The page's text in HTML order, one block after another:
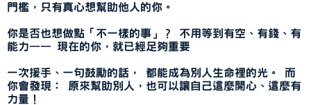
門檻，只有真心想幫助他人的你。
你是否也想做點「不一樣的事」？ 不用等到有空、有錢、有
能力—— 現在的你，就已經足夠重要
一次援手、一句鼓勵的話， 都能成為別人生命裡的光。 而
你會發現： 原來幫助別人，也可以讓自己這麼開心、這麼有
力量！